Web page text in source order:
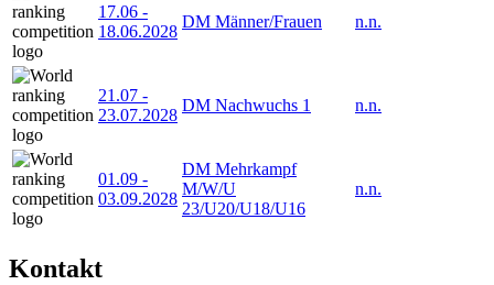
17.06 -
18.06.2028
DM Männer/Frauen n.n.
21.07 -
23.07.2028
DM Nachwuchs 1 n.n.
01.09 -
03.09.2028
DM Mehrkampf
M/W/U
23/U20/U18/U16
n.n.
Kontakt